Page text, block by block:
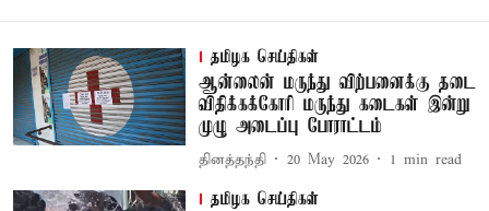
தமிழக செய்திகள்
ஆன்லைன் மருந்து விற்பனைக்கு தடை
விதிக்கக்கோரி மருந்து கடைகள் இன்று
முழு அடைப்பு போராட்டம்
தினத்தந்தி 20 May 2026 1 min read
தமிழக செய்திகள்